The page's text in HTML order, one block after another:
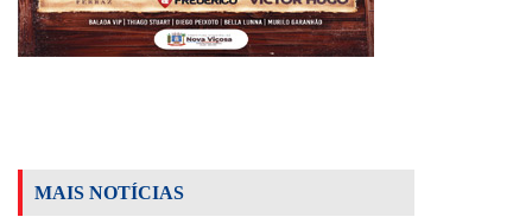
MAIS NOTÍCIAS